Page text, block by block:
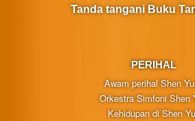
PERIHAL
Awam perihal Shen
Orkestra Simfoni Shen
Kehidupan di Shen
Tanda tangani Buku